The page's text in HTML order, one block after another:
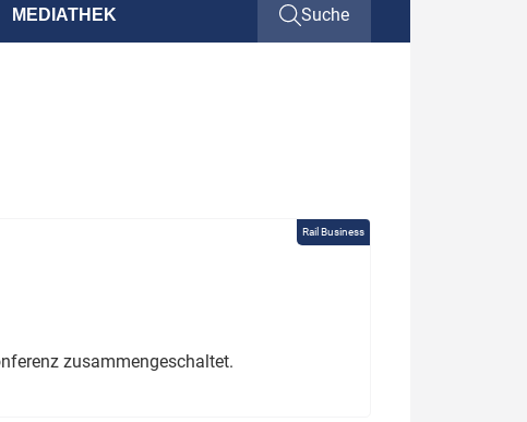
MEDIATHEK Suche
Rail Business
zusammengeschaltet.